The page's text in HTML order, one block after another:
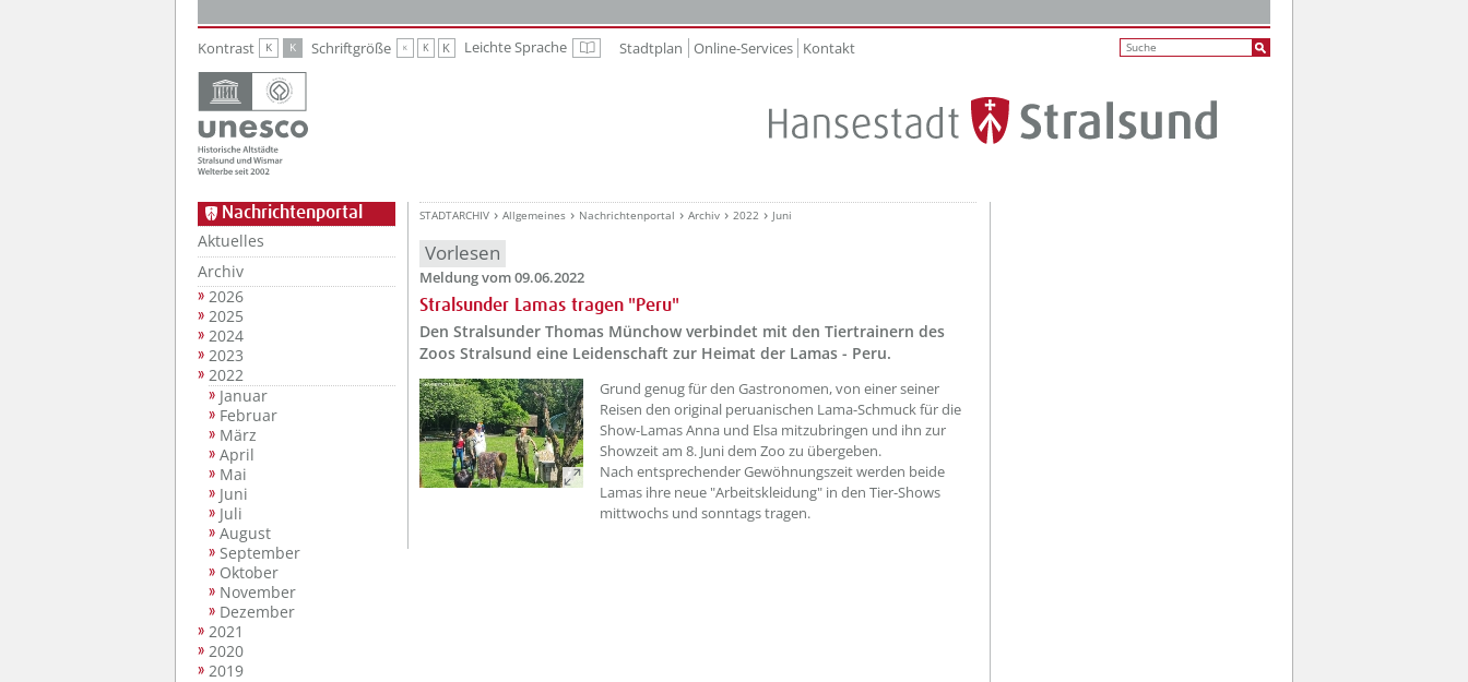
Kontrast K K Schriftgröße K K K Leichte Sprache Leichte Sprache
Stadtplan Online-Services Kontakt
Nachrichtenportal
Aktuelles
Archiv
2026
2025
2024
2023
2022
Januar
Februar
März
April
Mai
Juni
Juli
August
September
Oktober
November
Dezember
2021
2020
2019
STADTARCHIV Allgemeines Nachrichtenportal Archiv 2022 Juni
Vorlesen
Meldung vom 09.06.2022
Stralsunder Lamas tragen "Peru"
Den Stralsunder Thomas Münchow verbindet mit den Tiertrainern des
Zoos Stralsund eine Leidenschaft zur Heimat der Lamas - Peru.
??? absaetzeOben[1]/titel ???
Grund genug für den Gastronomen, von einer seiner
Reisen den original peruanischen Lama-Schmuck für die
Show-Lamas Anna und Elsa mitzubringen und ihn zur
Showzeit am 8. Juni dem Zoo zu übergeben.
Nach entsprechender Gewöhnungszeit werden beide
Lamas ihre neue "Arbeitskleidung" in den Tier-Shows
mittwochs und sonntags tragen.